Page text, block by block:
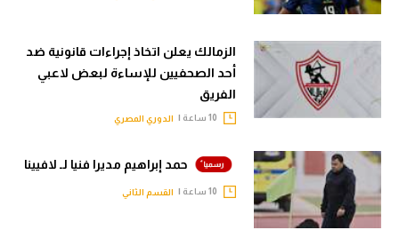
الزمالك يعلن اتخاذ إجراءات قانونية ضد
أحد الصحفيين للإساءة لبعض لاعبي
الفريق
الدوري المصري
حمد إبراهيم مديرا فنيا لـ لافيينا
القسم الثاني